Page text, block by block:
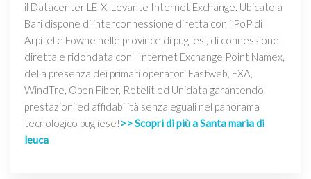
il Datacenter LEIX, Levante Internet Exchange. Ubicato a
Bari dispone di interconnessione diretta con i PoP di
Arpitel e Fowhe nelle province di pugliesi, di connessione
diretta e ridondata con l'Internet Exchange Point Namex,
della presenza dei primari operatori Fastweb, EXA,
WindTre, Open Fiber, Retelit ed Unidata garantendo
prestazioni ed affidabilità senza eguali nel panorama
tecnologico pugliese! >> Scopri di più a Santa maria di
leuca